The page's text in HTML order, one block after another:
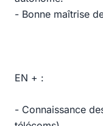
- Bonne maîtrise
EN + :
- Connaissance